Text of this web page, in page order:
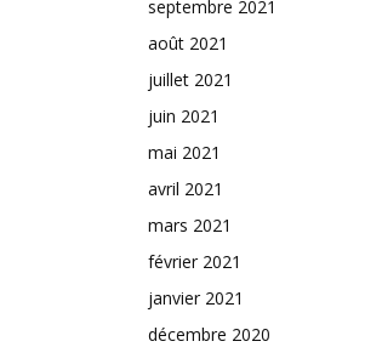
septembre 2021
août 2021
juillet 2021
juin 2021
mai 2021
avril 2021
mars 2021
février 2021
janvier 2021
décembre 2020